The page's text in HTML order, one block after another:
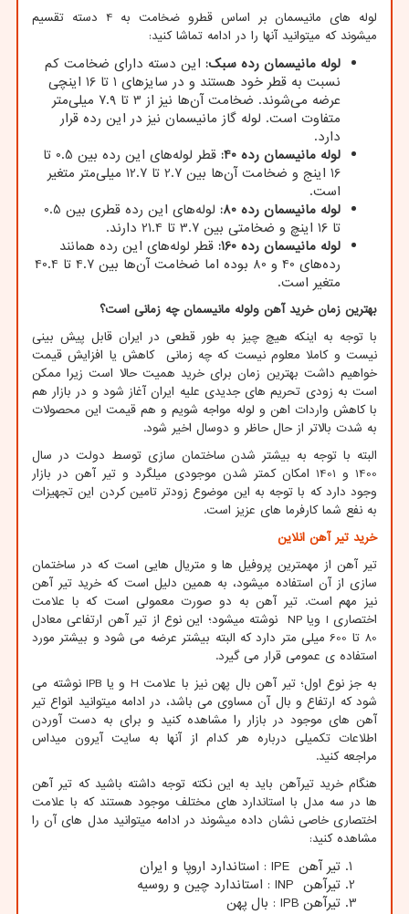
لوله های مانیسمان بر اساس قطرو ضخامت به 4 دسته تقسیم
میشوند که میتوانید آنها را در ادامه تماشا کنید:
لوله مانیسمان رده سبک: این دسته دارای ضخامت کم
نسبت به قطر خود هستند و در سایزهای 1 تا 16 اینچی
عرضه می‌شوند. ضخامت آن‌ها نیز از 3 تا 7.9 میلی‌متر
متفاوت است. لوله گاز مانیسمان نیز در این رده قرار
دارد.
لوله مانیسمان رده 40:
قطر لوله‌های این رده بین 0.5 تا
16 اینج و ضخامت آن‌ها بین 2.7 تا 12.7 میلی‌متر متغیر
است.
لوله مانیسمان رده 80:
لوله‌های این رده قطری بین 0.5
تا 16 اینچ و ضخامتی بین 3.7 تا 21.4 دارند.
لوله مانیسمان رده 160:
قطر لوله‌های این رده همانند
رده‌های 40 و 80 بوده اما ضخامت آن‌ها بین 4.7 تا 40.4
متغیر است.
بهترین زمان خرید آهن ولوله مانیسمان چه زمانی است؟
با توجه به اینکه هیچ چیز به طور قطعی در ایران قابل پیش بینی
نیست و کاملا معلوم نیست که چه زمانی کاهش یا افزایش قیمت
خواهیم داشت بهترین زمان برای خرید همیت حالا است زیرا ممکن
است به زودی تحریم های جدیدی علیه ایران آغاز شود و در بازار هم
با کاهش واردات اهن و لوله مواجه شویم و هم قیمت این محصولات
به شدت بالاتر از حال حاظر و دوسال اخیر شود.
البته با توجه به بیشتر شدن ساختمان سازی توسط دولت در سال
1400 و 1401 امکان کمتر شدن موجودی میلگرد و تیر آهن در بازار
وجود دارد که با توجه به این موضوع زودتر تامین کردن این تجهیزات
به نفع شما کارفرما های عزیز است.
خرید تیر آهن انلاین
تیر آهن از مهمترین پروفیل ها و متریال هایی است که در ساختمان
سازی از آن استفاده میشود، به همین دلیل است که خرید تیر آهن
نیز مهم است. تیر آهن به دو صورت معمولی است که با علامت
اختصاری I ویاNP نوشته میشود؛ این نوع از تیر آهن ارتفاعی معادل
80 تا 600 میلی متر دارد که البته بیشتر عرضه می شود و بیشتر مورد
استفاده ی عمومی قرار می گیرد.
به جز نوع اول؛ تیر آهن بال پهن نیز با علامت H و یا IPBنوشته می
شود که ارتفاع و بال آن مساوی می باشد، در ادامه میتوانید انواع تیر
آهن های موجود در بازار را مشاهده کنید و برای به دست آوردن
اطلاعات تکمیلی درباره هر کدام از آنها به سایت آیرون میداس
مراجعه کنید.
هنگام خرید تیرآهن باید به این نکته توجه داشته باشید که تیر آهن
ها در سه مدل با استاندارد های مختلف موجود هستند که با علامت
اختصاری خاصی نشان داده میشوند در ادامه میتوانید مدل های آن را
مشاهده کنید:
تیر آهن IPE : استاندارد اروپا و ایران
تیرآهن INP : استاندارد چین و روسیه
تیرآهن IPB : بال پهن